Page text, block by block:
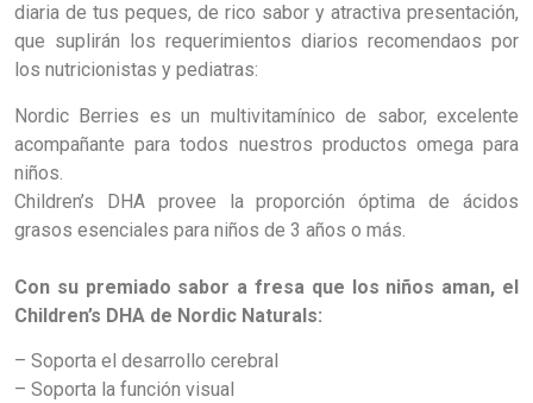
diaria de tus peques, de rico sabor y atractiva presentación,
que suplirán los requerimientos diarios recomendaos por
los nutricionistas y pediatras:
Nordic Berries es un multivitamínico de sabor, excelente
acompañante para todos nuestros productos omega para
niños.
Children’s DHA provee la proporción óptima de ácidos
grasos esenciales para niños de 3 años o más.
Con su premiado sabor a fresa que los niños aman, el
Children’s DHA de Nordic Naturals:
– Soporta el desarrollo cerebral
– Soporta la función visual